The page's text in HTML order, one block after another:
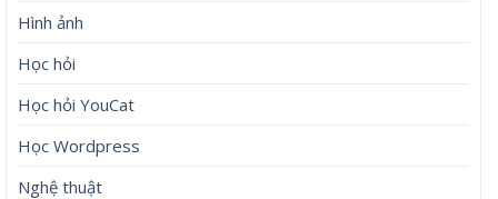
Hình ảnh
Học hỏi
Học hỏi YouCat
Học Wordpress
Nghệ thuật